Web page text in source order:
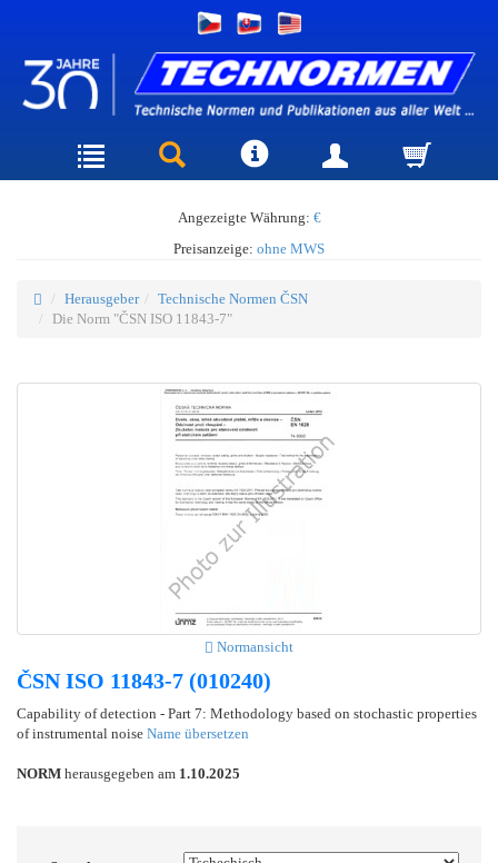
Angezeigte Währung: €
Preisanzeige: ohne MWS
Herausgeber
Technische Normen ČSN
Die Norm "ČSN ISO 11843-7"
Normansicht
ČSN ISO 11843-7 (010240)
Capability of detection - Part 7: Methodology based on stochastic properties
of instrumental noise Name übersetzen
NORM herausgegeben am 1.10.2025